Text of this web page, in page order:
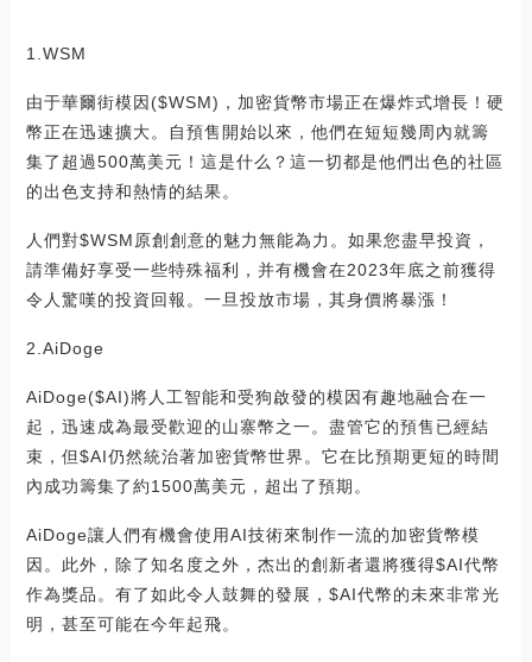
1.WSM
由于華爾街模因($WSM)，加密貨幣市場正在爆炸式增長！硬
幣正在迅速擴大。自預售開始以來，他們在短短幾周內就籌
集了超過500萬美元！這是什么？這一切都是他們出色的社區
的出色支持和熱情的結果。
人們對$WSM原創創意的魅力無能為力。如果您盡早投資，
請準備好享受一些特殊福利，并有機會在2023年底之前獲得
令人驚嘆的投資回報。一旦投放市場，其身價將暴漲！
2.AiDoge
AiDoge($AI)將人工智能和受狗啟發的模因有趣地融合在一
起，迅速成為最受歡迎的山寨幣之一。盡管它的預售已經結
束，但$AI仍然統治著加密貨幣世界。它在比預期更短的時間
內成功籌集了約1500萬美元，超出了預期。
AiDoge讓人們有機會使用AI技術來制作一流的加密貨幣模
因。此外，除了知名度之外，杰出的創新者還將獲得$AI代幣
作為獎品。有了如此令人鼓舞的發展，$AI代幣的未來非常光
明，甚至可能在今年起飛。